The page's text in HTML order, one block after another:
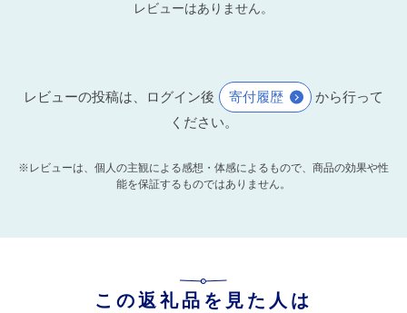
レビューはありません。
レビューの投稿は、ログイン後 寄付履歴
から行って
ください。
※レビューは、個人の主観による感想・体感によるもので、商品の効果や性
能を保証するものではありません。
この返礼品を見た人は